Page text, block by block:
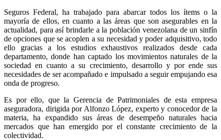
Seguros Federal, ha trabajado para abarcar todos los ítems o la
mayoría de ellos, en cuanto a las áreas que son asegurables en la
actualidad, para así brindarle a la población venezolana de un sinfín
de opciones que se acoplen a su necesidad y poder adquisitivo, todo
ello gracias a los estudios exhaustivos realizados desde cada
departamento, donde han captado los movimientos naturales de la
sociedad en cuanto a su crecimiento, desarrollo y por ende sus
necesidades de ser acompañado e impulsado a seguir empujando esa
onda de progreso.
Es por ello, que la Gerencia de Patrimoniales de esta empresa
aseguradora, dirigida por Alfonzo López, experto y conocedor de la
materia, ha expandido sus áreas de desempeño naturales hacia
mercados que han emergido por el constante crecimiento de la
colectividad.